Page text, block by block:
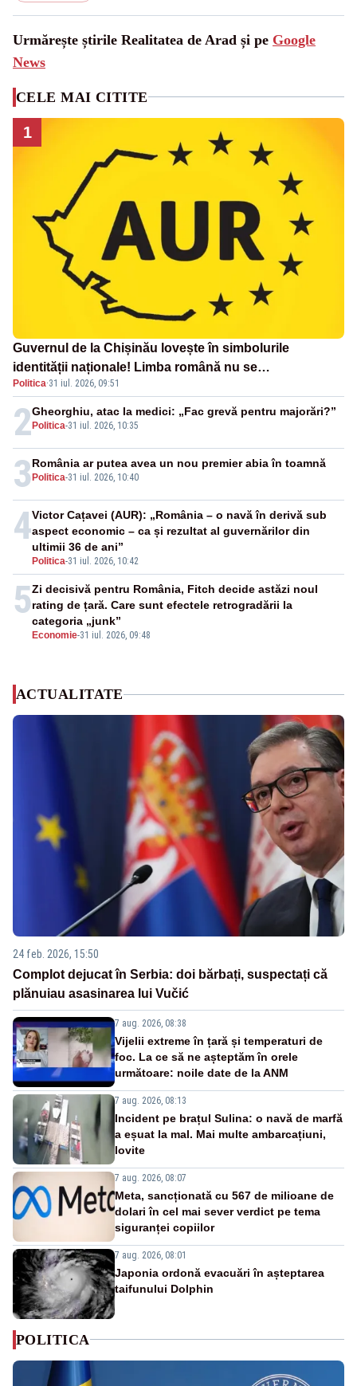
Urmărește știrile Realitatea de Arad și pe Google
News
CELE MAI CITITE
1
Guvernul de la Chișinău lovește în simbolurile
identității naționale! Limba română nu se
economisește! Limba română se sărbătorește!
Politica·31 iul. 2026, 09:51
2 Politica-31 iul. 2026, 10:35
Gheorghiu, atac la medici: „Fac grevă pentru majorări?”
3 Politica-31 iul. 2026, 10:40
România ar putea avea un nou premier abia în toamnă
4
Politica-31 iul. 2026, 10:42
Victor Cațavei (AUR): „România – o navă în derivă sub
aspect economic – ca și rezultat al guvernărilor din
ultimii 36 de ani”
5
Economie-31 iul. 2026, 09:48
Zi decisivă pentru România, Fitch decide astăzi noul
rating de țară. Care sunt efectele retrogradării la
categoria „junk”
ACTUALITATE
24 feb. 2026, 15:50
Complot dejucat în Serbia: doi bărbați, suspectați că
plănuiau asasinarea lui Vučić
7 aug. 2026, 08:38
Vijelii extreme în țară și temperaturi de
foc. La ce să ne așteptăm în orele
următoare: noile date de la ANM
7 aug. 2026, 08:13
Incident pe brațul Sulina: o navă de marfă
a eșuat la mal. Mai multe ambarcațiuni,
lovite
7 aug. 2026, 08:07
Meta, sancționată cu 567 de milioane de
dolari în cel mai sever verdict pe tema
siguranței copiilor
7 aug. 2026, 08:01
Japonia ordonă evacuări în așteptarea
taifunului Dolphin
POLITICA